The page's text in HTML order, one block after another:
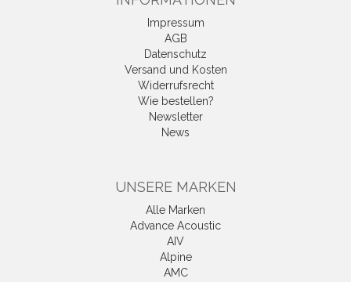
Impressum
AGB
Datenschutz
Versand und Kosten
Widerrufsrecht
Wie bestellen?
Newsletter
News
UNSERE MARKEN
Alle Marken
Advance Acoustic
AIV
Alpine
AMC